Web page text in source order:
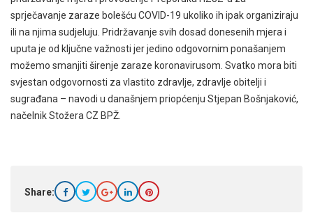
sprječavanje zaraze bolešću COVID-19 ukoliko ih ipak organiziraju
ili na njima sudjeluju. Pridržavanje svih dosad donesenih mjera i
uputa je od ključne važnosti jer jedino odgovornim ponašanjem
možemo smanjiti širenje zaraze koronavirusom. Svatko mora biti
svjestan odgovornosti za vlastito zdravlje, zdravlje obitelji i
sugrađana – navodi u današnjem priopćenju Stjepan Bošnjaković,
načelnik Stožera CZ BPŽ.
Share: